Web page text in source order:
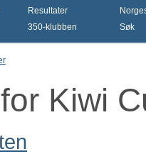
Resultater
350-klubben
Søk
Kiwi